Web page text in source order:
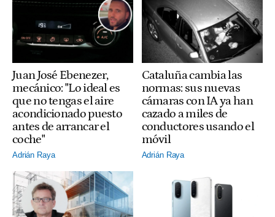
Juan José Ebenezer,
mecánico: "Lo ideal es
que no tengas el aire
acondicionado puesto
antes de arrancar el
coche"
Adrián Raya
Cataluña cambia las
normas: sus nuevas
cámaras con IA ya han
cazado a miles de
conductores usando el
móvil
Adrián Raya